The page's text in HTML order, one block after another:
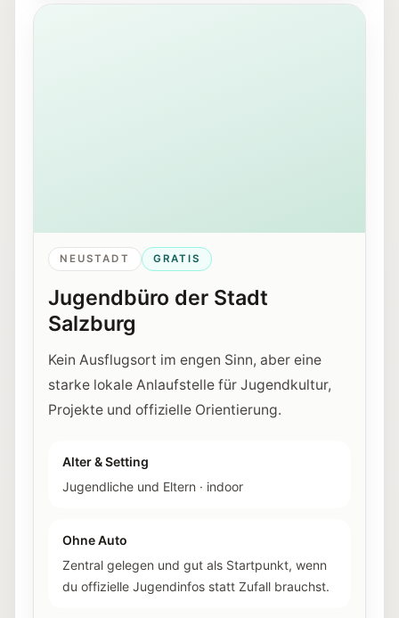
Ansicht des Mirabellplatzes in Salzburg nahe dem
NEUSTADT GRATIS
Jugendbüro der Stadt
Salzburg
Kein Ausflugsort im engen Sinn, aber eine
starke lokale Anlaufstelle für Jugendkultur,
Projekte und offizielle Orientierung.
Alter & Setting
Jugendliche und Eltern · indoor
Ohne Auto
Zentral gelegen und gut als Startpunkt, wenn
du offizielle Jugendinfos statt Zufall brauchst.